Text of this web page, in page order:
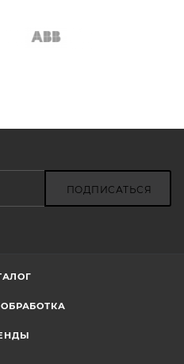
ПОДПИСАТЬСЯ